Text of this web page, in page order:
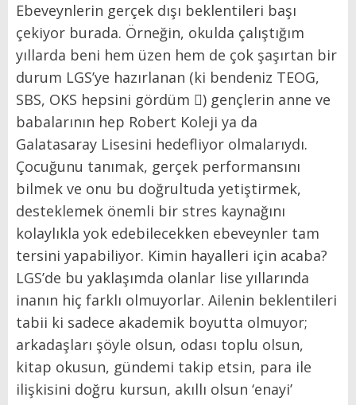
Ebeveynlerin gerçek dışı beklentileri başı
çekiyor burada. Örneğin, okulda çalıştığım
yıllarda beni hem üzen hem de çok şaşırtan bir
durum LGS’ye hazırlanan (ki bendeniz TEOG,
SBS, OKS hepsini gördüm ) gençlerin anne ve
babalarının hep Robert Koleji ya da
Galatasaray Lisesini hedefliyor olmalarıydı.
Çocuğunu tanımak, gerçek performansını
bilmek ve onu bu doğrultuda yetiştirmek,
desteklemek önemli bir stres kaynağını
kolaylıkla yok edebilecekken ebeveynler tam
tersini yapabiliyor. Kimin hayalleri için acaba?
LGS’de bu yaklaşımda olanlar lise yıllarında
inanın hiç farklı olmuyorlar. Ailenin beklentileri
tabii ki sadece akademik boyutta olmuyor;
arkadaşları şöyle olsun, odası toplu olsun,
kitap okusun, gündemi takip etsin, para ile
ilişkisini doğru kursun, akıllı olsun ‘enayi’